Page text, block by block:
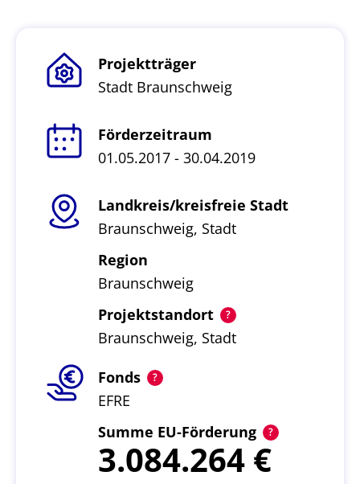
Projektträger
Stadt Braunschweig
Förderzeitraum
01.05.2017 - 30.04.2019
Landkreis/kreisfreie Stadt
Braunschweig, Stadt
Region
Braunschweig
Projektstandort
Braunschweig, Stadt
Fonds
EFRE
Summe EU-Förderung
3.084.264